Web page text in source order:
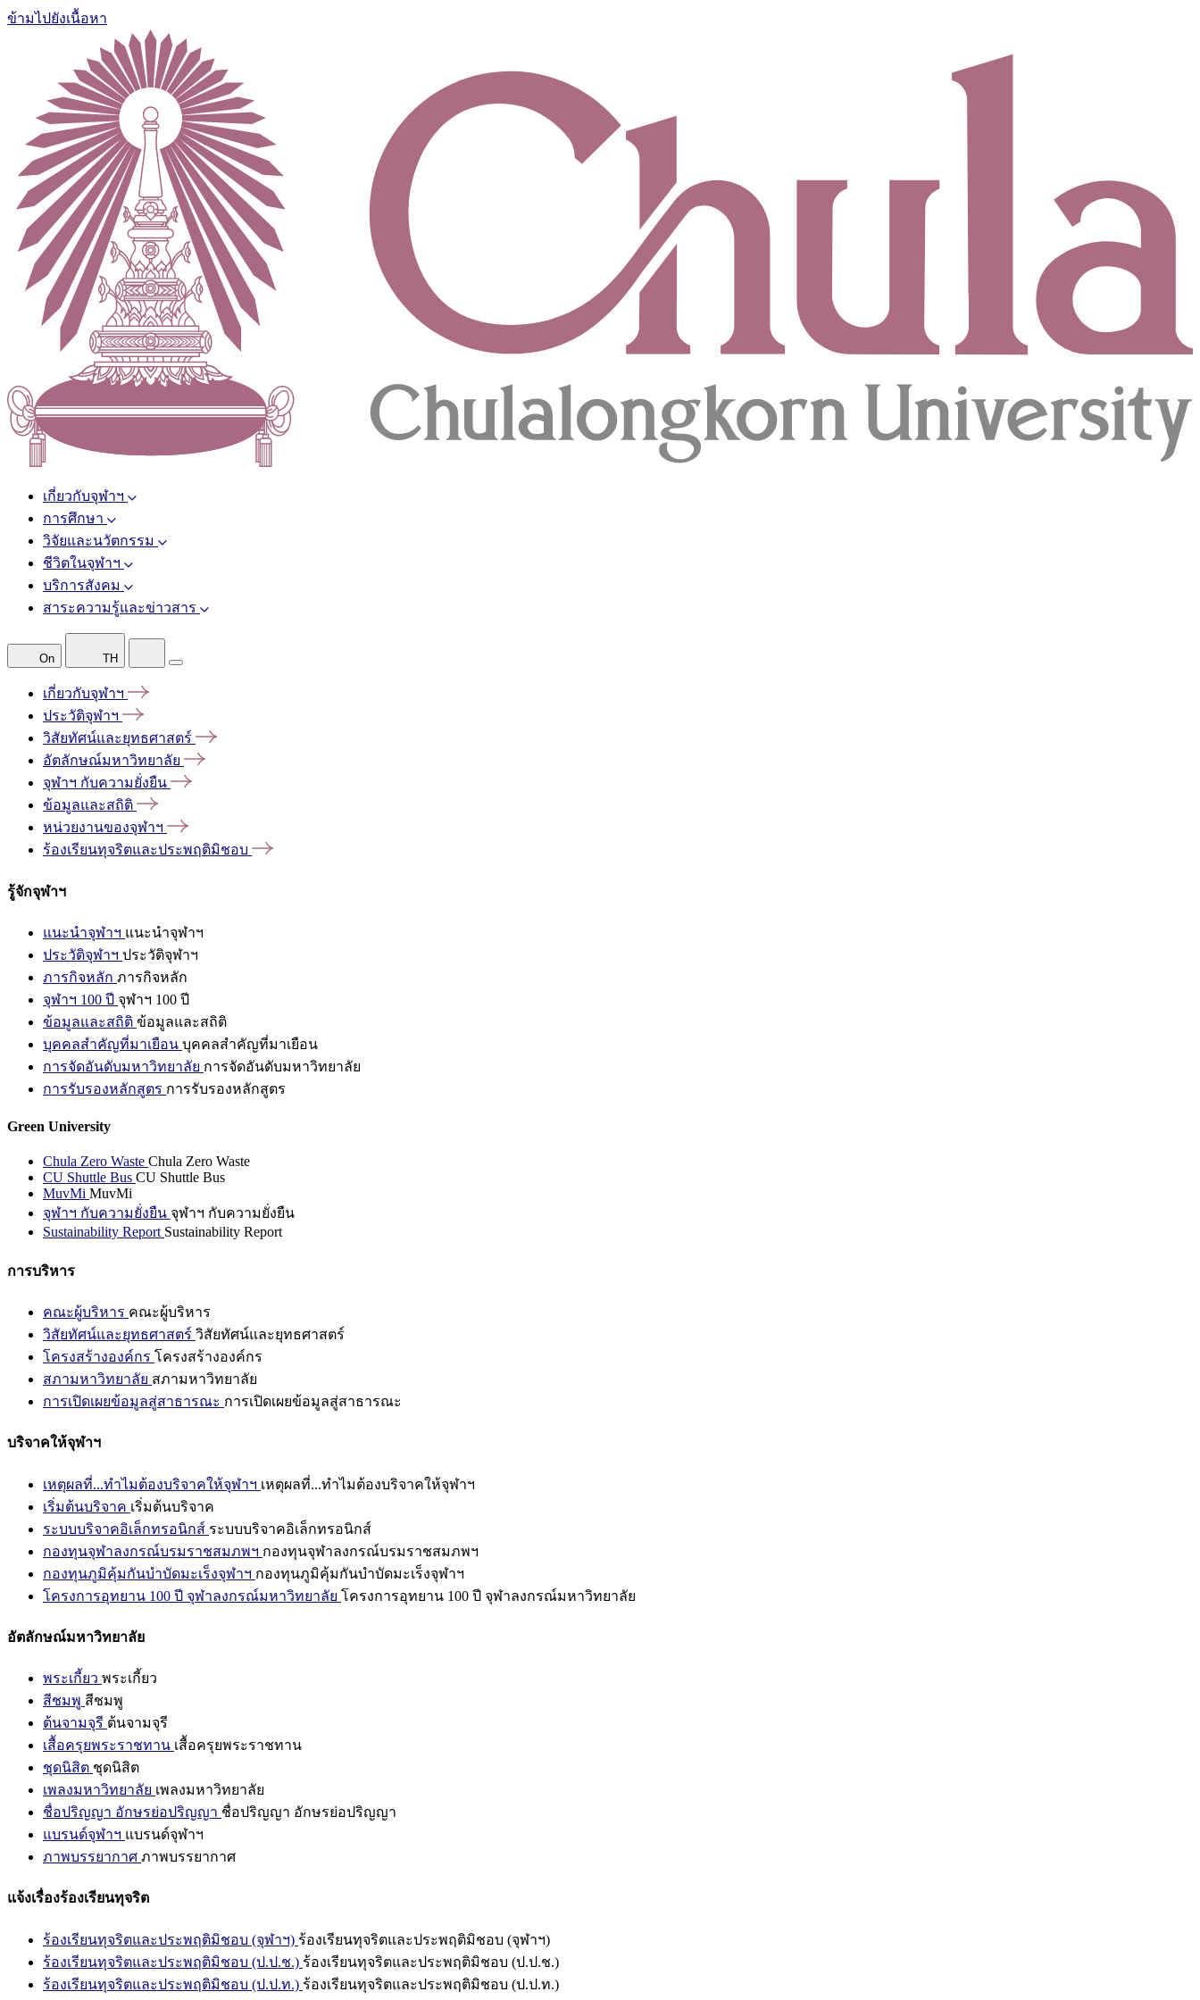
ข้ามไปยังเนื้อหา
เกี่ยวกับจุฬาฯ
การศึกษา
วิจัยและนวัตกรรม
ชีวิตในจุฬาฯ
บริการสังคม
สาระความรู้และข่าวสาร
On TH
เกี่ยวกับจุฬาฯ
ประวัติจุฬาฯ
วิสัยทัศน์และยุทธศาสตร์
อัตลักษณ์มหาวิทยาลัย
จุฬาฯ กับความยั่งยืน
ข้อมูลและสถิติ
หน่วยงานของจุฬาฯ
ร้องเรียนทุจริตและประพฤติมิชอบ
รู้จักจุฬาฯ
แนะนำจุฬาฯ แนะนำจุฬาฯ
ประวัติจุฬาฯ ประวัติจุฬาฯ
ภารกิจหลัก ภารกิจหลัก
จุฬาฯ 100 ปี จุฬาฯ 100 ปี
ข้อมูลและสถิติ ข้อมูลและสถิติ
บุคคลสำคัญที่มาเยือน บุคคลสำคัญที่มาเยือน
การจัดอันดับมหาวิทยาลัย การจัดอันดับมหาวิทยาลัย
การรับรองหลักสูตร การรับรองหลักสูตร
Green University
Chula Zero Waste Chula Zero Waste
CU Shuttle Bus CU Shuttle Bus
MuvMi MuvMi
จุฬาฯ กับความยั่งยืน จุฬาฯ กับความยั่งยืน
Sustainability Report Sustainability Report
การบริหาร
คณะผู้บริหาร คณะผู้บริหาร
วิสัยทัศน์และยุทธศาสตร์ วิสัยทัศน์และยุทธศาสตร์
โครงสร้างองค์กร โครงสร้างองค์กร
สภามหาวิทยาลัย สภามหาวิทยาลัย
การเปิดเผยข้อมูลสู่สาธารณะ การเปิดเผยข้อมูลสู่สาธารณะ
บริจาคให้จุฬาฯ
เหตุผลที่...ทำไมต้องบริจาคให้จุฬาฯ เหตุผลที่...ทำไมต้องบริจาคให้จุฬาฯ
เริ่มต้นบริจาค เริ่มต้นบริจาค
ระบบบริจาคอิเล็กทรอนิกส์ ระบบบริจาคอิเล็กทรอนิกส์
กองทุนจุฬาลงกรณ์บรมราชสมภพฯ กองทุนจุฬาลงกรณ์บรมราชสมภพฯ
กองทุนภูมิคุ้มกันบำบัดมะเร็งจุฬาฯ กองทุนภูมิคุ้มกันบำบัดมะเร็งจุฬาฯ
โครงการอุทยาน 100 ปี จุฬาลงกรณ์มหาวิทยาลัย โครงการอุทยาน 100 ปี จุฬาลงกรณ์มหาวิทยาลัย
อัตลักษณ์มหาวิทยาลัย
พระเกี้ยว พระเกี้ยว
สีชมพู สีชมพู
ต้นจามจุรี ต้นจามจุรี
เสื้อครุยพระราชทาน เสื้อครุยพระราชทาน
ชุดนิสิต ชุดนิสิต
เพลงมหาวิทยาลัย เพลงมหาวิทยาลัย
ชื่อปริญญา อักษรย่อปริญญา ชื่อปริญญา อักษรย่อปริญญา
แบรนด์จุฬาฯ แบรนด์จุฬาฯ
ภาพบรรยากาศ ภาพบรรยากาศ
แจ้งเรื่องร้องเรียนทุจริต
ร้องเรียนทุจริตและประพฤติมิชอบ (จุฬาฯ) ร้องเรียนทุจริตและประพฤติมิชอบ (จุฬาฯ)
ร้องเรียนทุจริตและประพฤติมิชอบ (ป.ป.ช.) ร้องเรียนทุจริตและประพฤติมิชอบ (ป.ป.ช.)
ร้องเรียนทุจริตและประพฤติมิชอบ (ป.ป.ท.) ร้องเรียนทุจริตและประพฤติมิชอบ (ป.ป.ท.)